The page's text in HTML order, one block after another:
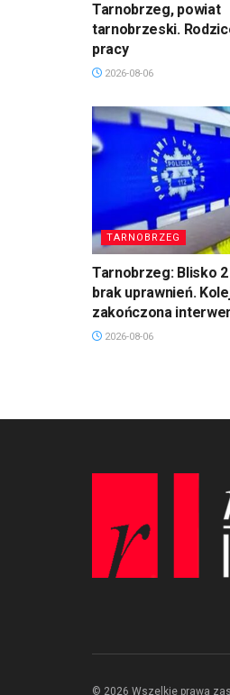
Tarnobrzeg, powiat
tarnobrzeski.
pracy
2026-08-06
TARNOBRZEG
Tarnobrzeg: Blisko
brak uprawnień.
zakończona
2026-08-06
© 2026 Wszelkie prawa